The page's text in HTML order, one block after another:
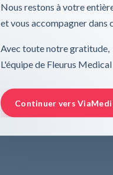
Nous restons à votre
et vous accompagner dans
Avec toute notre gratitude,
L'équipe de Fleurus Medical
Continuer vers ViaMedi